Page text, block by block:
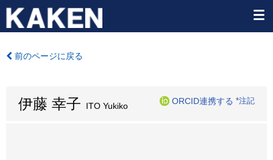
前のページに戻る
伊藤 幸子 ITO Yukiko
ORCID連携する *注記